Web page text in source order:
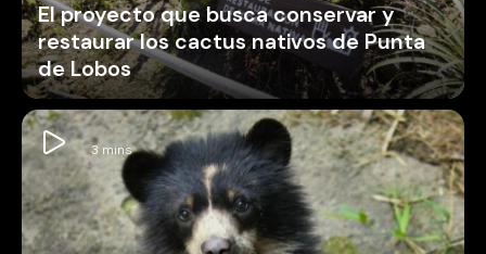
El proyecto que busca conservar y
restaurar los cactus nativos de Punta
de Lobos